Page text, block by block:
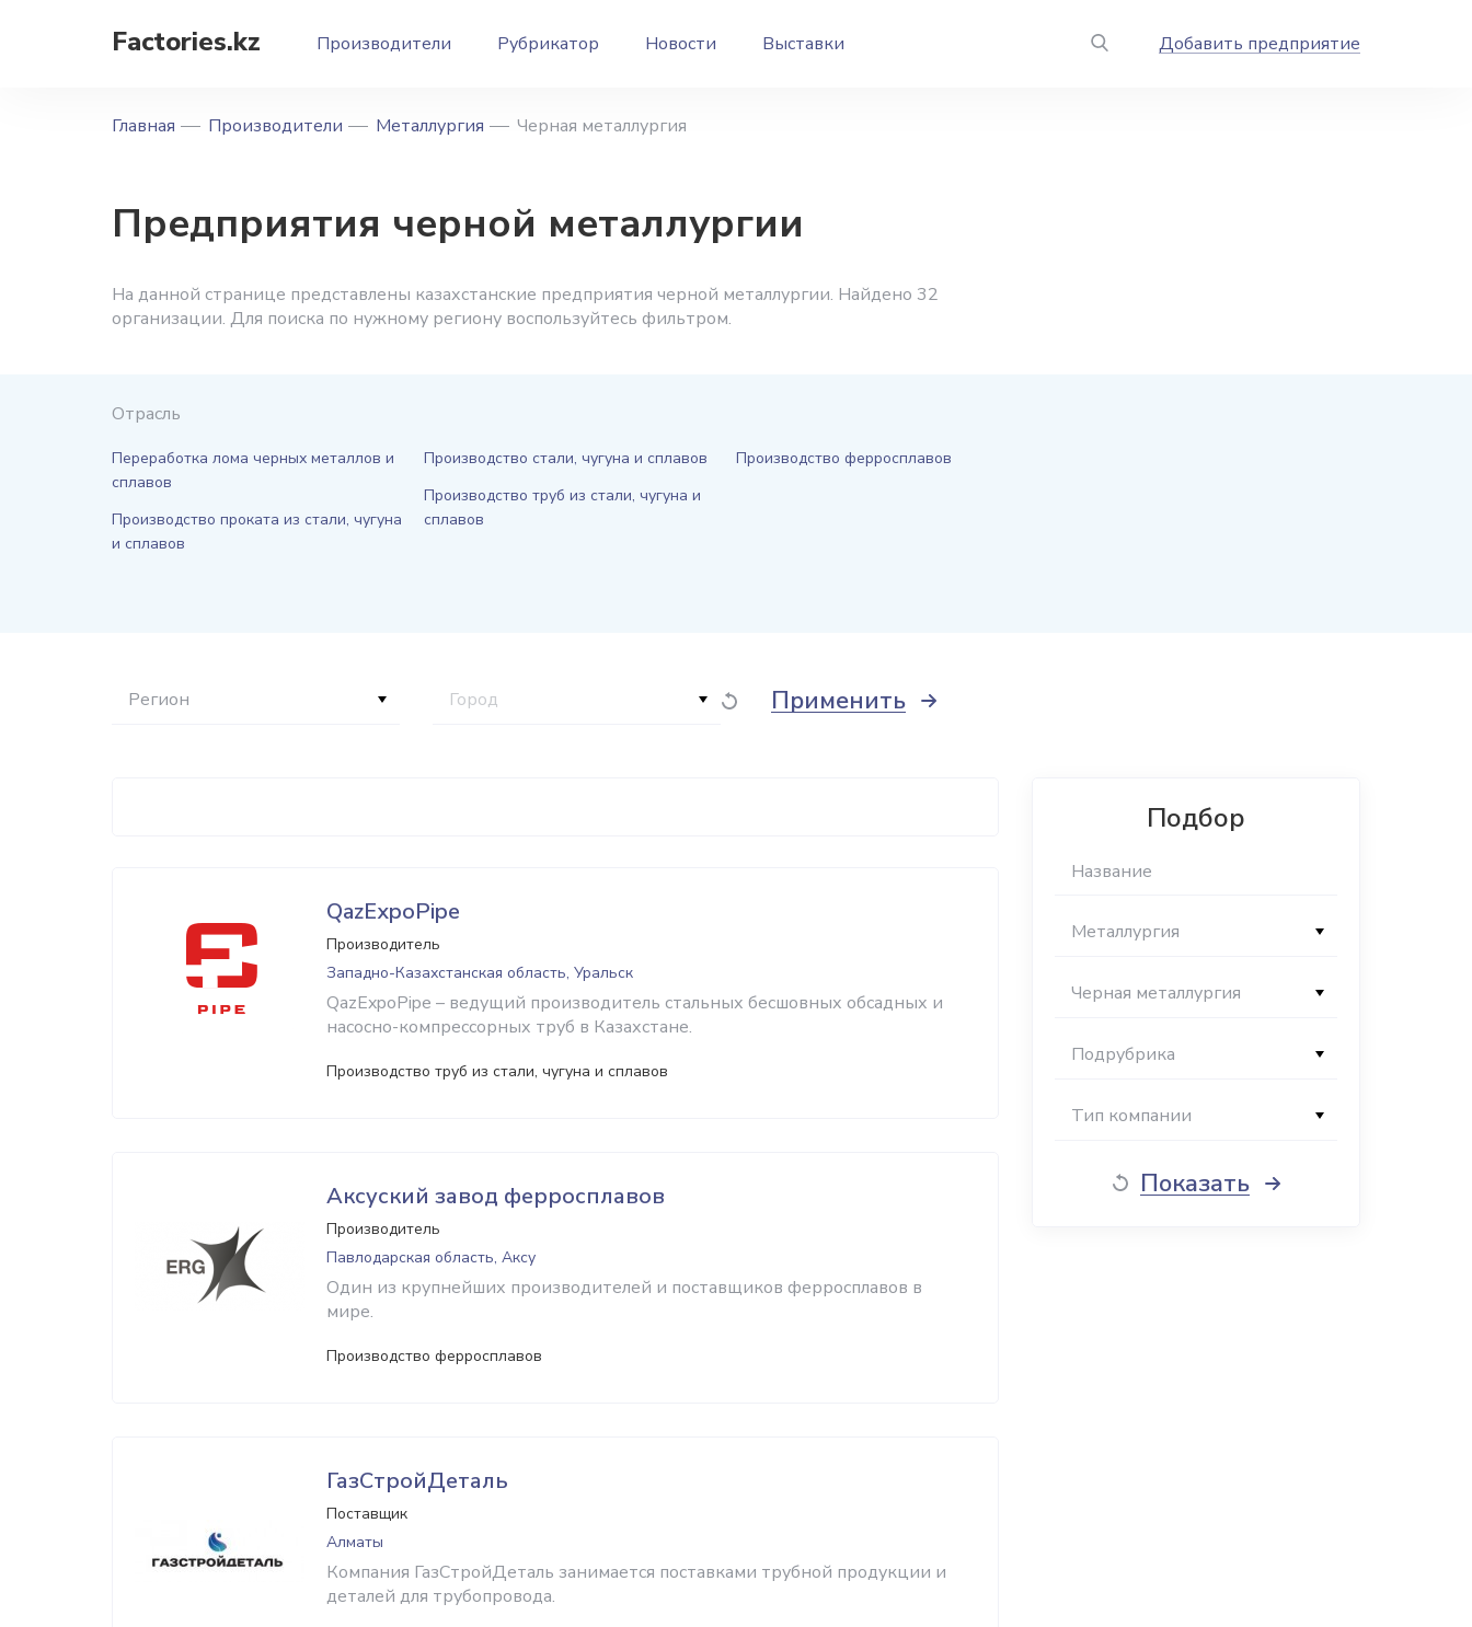
Factories.kz Производители Рубрикатор Новости Выставки Добавить предприятие
Главная Производители Металлургия Черная металлургия
Предприятия черной металлургии
На данной странице представлены казахстанские предприятия черной металлургии. Найдено 32
организации. Для поиска по нужному региону воспользуйтесь фильтром.
Отрасль
Переработка лома черных металлов и
сплавов
Производство проката из стали, чугуна
и сплавов
Производство стали, чугуна и сплавов
Производство труб из стали, чугуна и
сплавов
Производство ферросплавов
Регион Город Применить
QazExpoPipe
Производитель
Западно-Казахстанская область, Уральск
QazExpoPipe – ведущий производитель стальных бесшовных обсадных и
насосно-компрессорных труб в Казахстане.
Производство труб из стали, чугуна и сплавов
Аксуский завод ферросплавов
Производитель
Павлодарская область, Аксу
Один из крупнейших производителей и поставщиков ферросплавов в
мире.
Производство ферросплавов
ГазСтройДеталь
Поставщик
Алматы
Компания ГазСтройДеталь занимается поставками трубной продукции и
деталей для трубопровода.
Подбор
Металлургия
Черная металлургия
Подрубрика
Тип компании
Показать